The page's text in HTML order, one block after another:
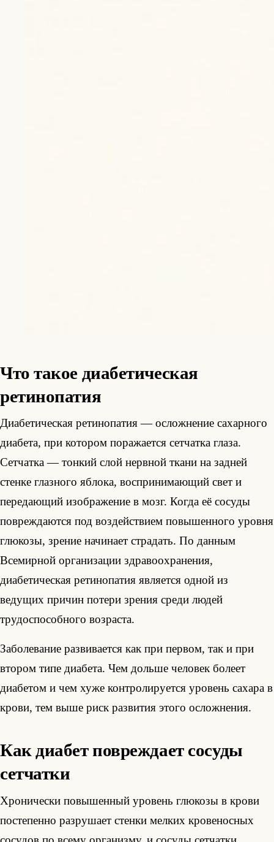
Что такое диабетическая
ретинопатия
Диабетическая ретинопатия — осложнение сахарного
диабета, при котором поражается сетчатка глаза.
Сетчатка — тонкий слой нервной ткани на задней
стенке глазного яблока, воспринимающий свет и
передающий изображение в мозг. Когда её сосуды
повреждаются под воздействием повышенного уровня
глюкозы, зрение начинает страдать. По данным
Всемирной организации здравоохранения,
диабетическая ретинопатия является одной из
ведущих причин потери зрения среди людей
трудоспособного возраста.
Заболевание развивается как при первом, так и при
втором типе диабета. Чем дольше человек болеет
диабетом и чем хуже контролируется уровень сахара в
крови, тем выше риск развития этого осложнения.
Как диабет повреждает сосуды
сетчатки
Хронически повышенный уровень глюкозы в крови
постепенно разрушает стенки мелких кровеносных